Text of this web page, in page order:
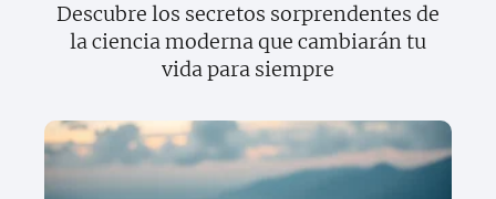
Descubre los secretos sorprendentes de
la ciencia moderna que cambiarán tu
vida para siempre